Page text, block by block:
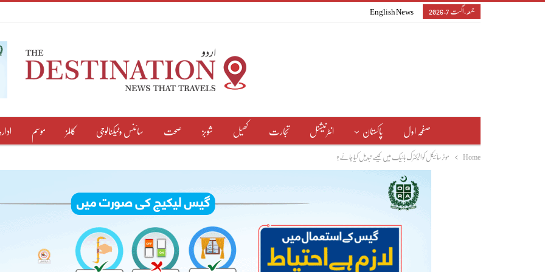
جمعہ, اگست 7, 2026 English News
صفحہ اول پاکستان انٹرنیشنل تجارت کھیل شوبز صحت سائنس وٹیکنالوجی کالمز موسم ادارہ
Home موٹرسائیکل کو الیکٹرک بائیک میں کیسے تبدیل کیا جائے؟